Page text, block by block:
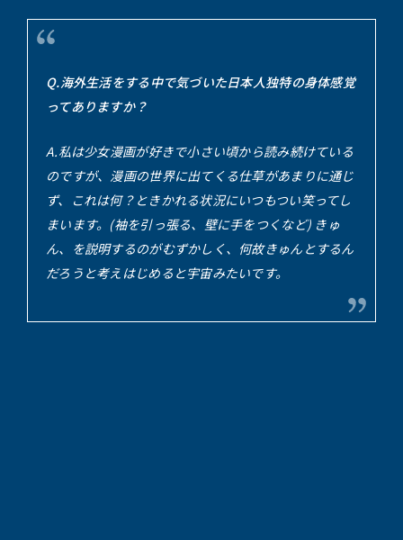
Q.海外生活をする中で気づいた日本人独特の身体感覚
ってありますか？
A.私は少女漫画が好きで小さい頃から読み続けている
のですが、漫画の世界に出てくる仕草があまりに通じ
ず、これは何？ときかれる状況にいつもつい笑ってし
まいます。(袖を引っ張る、壁に手をつくなど) きゅ
ん、を説明するのがむずかしく、何故きゅんとするん
だろうと考えはじめると宇宙みたいです。